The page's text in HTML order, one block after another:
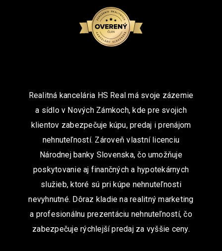
Realitná kancelária HS Real má svoje zázemie
a sídlo v Nových Zámkoch, kde pre svojich
klientov zabezpečuje kúpu, predaj i prenájom
nehnuteľností. Zároveň vlastní licenciu
Národnej banky Slovenska, čo umožňuje
poskytovanie aj finančných a hypotekárnych
služieb, ktoré sú pri kúpe nehnuteľnosti
nevyhnutné. Dôraz kladie na realitný marketing
a profesionálnu prezentáciu nehnuteľností, čo
zabezpečuje rýchlejší predaj za vyššie ceny.